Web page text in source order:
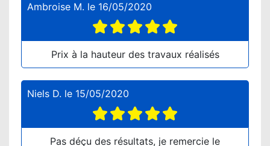
Ambroise M. le 16/05/2020
Prix à la hauteur des travaux réalisés
Niels D. le 15/05/2020
Pas déçu des résultats, je remercie le